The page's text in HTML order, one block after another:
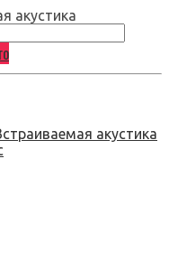
акустика
акустика